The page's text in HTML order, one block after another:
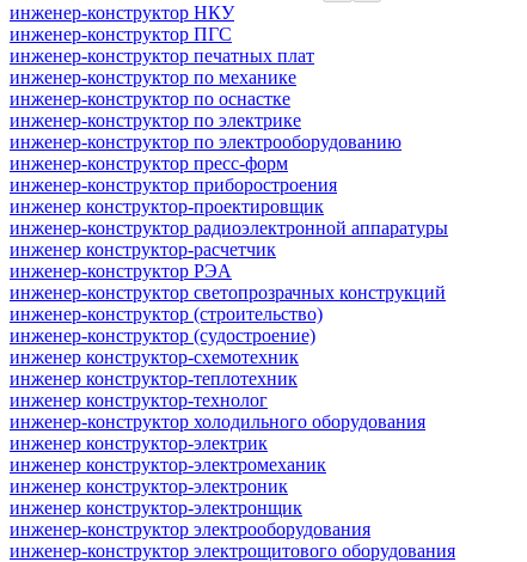
инженер-конструктор НКУ
инженер-конструктор ПГС
инженер-конструктор печатных плат
инженер-конструктор по механике
инженер-конструктор по оснастке
инженер-конструктор по электрике
инженер-конструктор по электрооборудованию
инженер-конструктор пресс-форм
инженер-конструктор приборостроения
инженер конструктор-проектировщик
инженер-конструктор радиоэлектронной аппаратуры
инженер конструктор-расчетчик
инженер-конструктор РЭА
инженер-конструктор светопрозрачных конструкций
инженер-конструктор (строительство)
инженер-конструктор (судостроение)
инженер конструктор-схемотехник
инженер конструктор-теплотехник
инженер конструктор-технолог
инженер-конструктор холодильного оборудования
инженер конструктор-электрик
инженер конструктор-электромеханик
инженер конструктор-электроник
инженер конструктор-электронщик
инженер-конструктор электрооборудования
инженер-конструктор электрощитового оборудования